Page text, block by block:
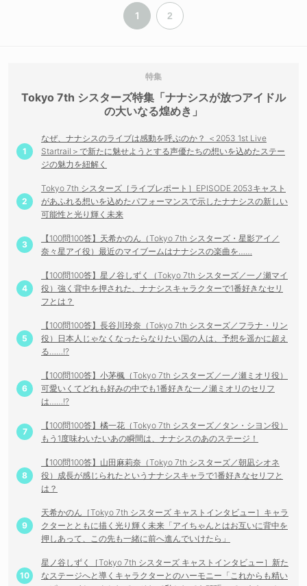
1 2
Tokyo 7th シスターズ特集「ナナシスが放つアイドル
の大いなる煌めき」
なぜ、ナナシスのライブは感動を呼ぶのか？ ＜2053 1st Live
Startrail＞で新たに魅せようとする声優たちの想いを込めたステー
ジの魅力を紐解く
Tokyo 7th シスターズ［ライブレポート］EPISODE 2053キャスト
があふれる想いを込めたパフォーマンスで示したナナシスの新しい
可能性と光り輝く未来
【100問100答】天希かのん（Tokyo 7th シスターズ・星影アイ／
奈々星アイ役）最近のマイブームはナナシスの楽曲を……
【100問100答】星ノ谷しずく（Tokyo 7th シスターズ／一ノ瀬マイ
役）強く背中を押された、ナナシスキャラクターで1番好きなセリ
フとは？
【100問100答】長谷川玲奈（Tokyo 7th シスターズ／フラナ・リン
役）日本人じゃなくなったらなりたい国の人は、予想を遥かに超え
る……!?
【100問100答】小茅楓（Tokyo 7th シスターズ／一ノ瀬ミオリ役）
可愛いくてどれも好みの中でも1番好きな一ノ瀬ミオリのセリフ
は……!?
【100問100答】橘一花（Tokyo 7th シスターズ／タン・シヨン役）
もう1度味わいたいあの瞬間は、ナナシスのあのステージ！
【100問100答】山田麻莉奈（Tokyo 7th シスターズ／朝凪シオネ
役）成長が感じられたというナナシスキャラで1番好きなセリフと
は？
天希かのん［Tokyo 7th シスターズ キャストインタビュー］キャラ
クターとともに描く光り輝く未来「アイちゃんとはお互いに背中を
押しあって、この先も一緒に前へ進んでいけたら」
星ノ谷しずく［Tokyo 7th シスターズ キャストインタビュー］新た
なステージへと導くキャラクターとのハーモニー「これからも精い